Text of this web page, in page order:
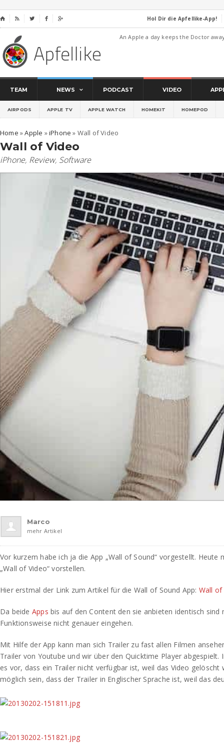
⌂     Hol Dir die Apfellike-App!
An Apple a day keeps the Doctor
TEAM NEWS PODCAST VIDEO
AIRPODS APPLE TV APPLE WATCH HOMEKIT HOMEPOD
Home »Apple »iPhone » Wall of Video
Wall of Video
iPhone, Review, Software
Marco
mehr Artikel
Vor kurzem habe ich ja die App „Wall of Sound“ vorgestellt. Heute
„Wall of Video“ vorstellen.
Hier erstmal der Link zum Artikel für die Wall of Sound App: Wall of
Da beide Apps bis auf den Content den sie anbieten identisch sind
Funktionsweise nicht genauer eingehen.
Mit Hilfe der App kann man sich Trailer zu fast allen Filmen
Trailer von Youtube und wir über den Quicktime Player abgespielt.
es vor, dass ein Trailer nicht verfügbar ist, weil das Video gelöscht
möglich sein, dass der Trailer in Englischer Sprache ist, weil das